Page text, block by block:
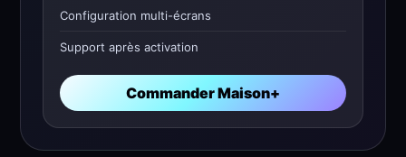
Configuration multi-écrans
Support après activation
Commander Maison+